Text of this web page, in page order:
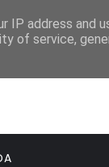
IP address and
of service,